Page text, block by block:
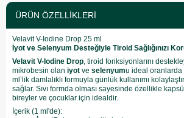
ÜRÜN ÖZELLIKLERI
Velavit V-Iodine Drop 25 ml
İyot ve Selenyum Desteğiyle Tiroid Sağlığınızı
Velavit V-Iodine Drop, tiroid fonksiyonlarını
mikrobesin olan iyot ve selenyumu ideal oranlarda
ml’lik damlalıklı formuyla günlük kullanımı
sağlar. Sıvı formda olması sayesinde özellikle
bireyler ve çocuklar için idealdir.
İçerik (1 ml'de):